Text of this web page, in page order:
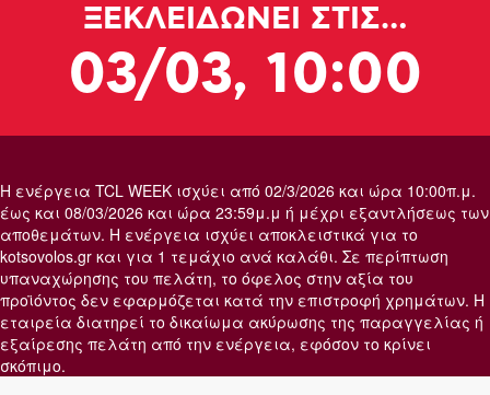
ΞΕΚΛΕΙΔΩΝΕΙ ΣΤΙΣ…
03/03, 10:00
Η ενέργεια TCL WEEK ισχύει από 02/3/2026 και ώρα 10:00π.μ.
έως και 08/03/2026 και ώρα 23:59μ.μ ή μέχρι εξαντλήσεως των
αποθεμάτων. Η ενέργεια ισχύει αποκλειστικά για το
kotsovolos.gr και για 1 τεμάχιο ανά καλάθι. Σε περίπτωση
υπαναχώρησης του πελάτη, το όφελος στην αξία του
προϊόντος δεν εφαρμόζεται κατά την επιστροφή χρημάτων. Η
εταιρεία διατηρεί το δικαίωμα ακύρωσης της παραγγελίας ή
εξαίρεσης πελάτη από την ενέργεια, εφόσον το κρίνει
σκόπιμο.